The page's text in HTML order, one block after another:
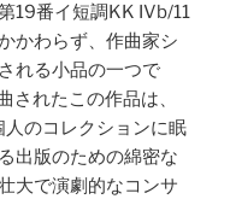
19番イ短調KK IVb/11
かわらず、作曲家シ
れる小品の一つで
れたこの作品は、
のコレクションに眠
出版のための綿密な
大で演劇的なコンサ